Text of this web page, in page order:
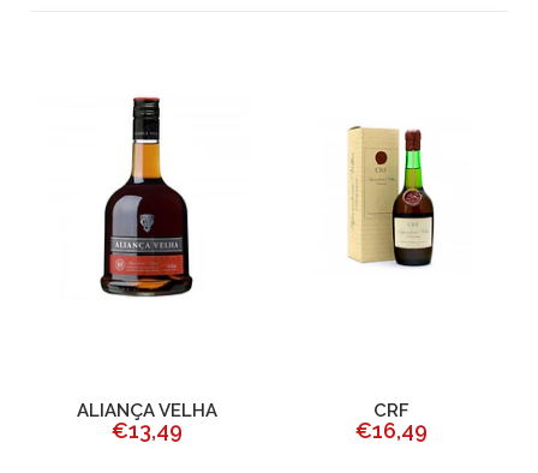
ALIANÇA VELHA
€13,49
CRF
€16,49